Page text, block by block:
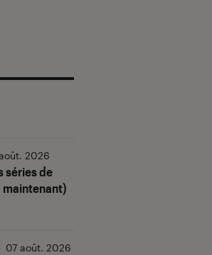
séries de
maintenant)
2026
07 août. 2026